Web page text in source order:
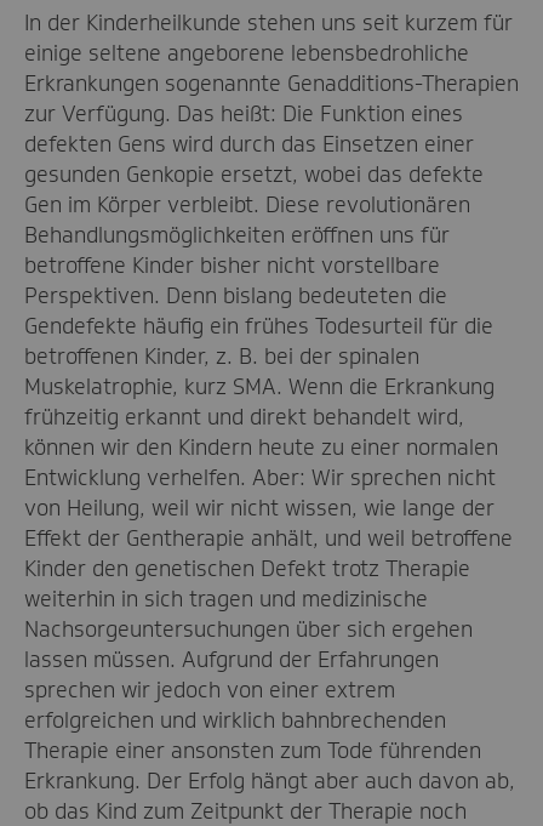
In der Kinderheilkunde stehen uns seit kurzem für
einige seltene angeborene lebensbedrohliche
Erkrankungen sogenannte Genadditions-Therapien
zur Verfügung. Das heißt: Die Funktion eines
defekten Gens wird durch das Einsetzen einer
gesunden Genkopie ersetzt, wobei das defekte
Gen im Körper verbleibt. Diese revolutionären
Behandlungsmöglichkeiten eröffnen uns für
betroffene Kinder bisher nicht vorstellbare
Perspektiven. Denn bislang bedeuteten die
Gendefekte häufig ein frühes Todesurteil für die
betroffenen Kinder, z. B. bei der spinalen
Muskelatrophie, kurz SMA. Wenn die Erkrankung
frühzeitig erkannt und direkt behandelt wird,
können wir den Kindern heute zu einer normalen
Entwicklung verhelfen. Aber: Wir sprechen nicht
von Heilung, weil wir nicht wissen, wie lange der
Effekt der Gentherapie anhält, und weil betroffene
Kinder den genetischen Defekt trotz Therapie
weiterhin in sich tragen und medizinische
Nachsorgeuntersuchungen über sich ergehen
lassen müssen. Aufgrund der Erfahrungen
sprechen wir jedoch von einer extrem
erfolgreichen und wirklich bahnbrechenden
Therapie einer ansonsten zum Tode führenden
Erkrankung. Der Erfolg hängt aber auch davon ab,
ob das Kind zum Zeitpunkt der Therapie noch